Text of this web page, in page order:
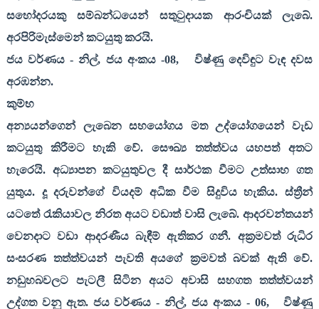
සහෝදරයකු සම්බන්ධයෙන් සතුටුදායක ආරංචියක් ලැබේ.
අරපිරිමැස්මෙන් කටයුතු කරයි.
ජය වර්ණය - නිල්, ජය අංකය -08,
විෂ්ණු දෙවිඳුට වැඳ දවස
අරඹන්න.
කුම්භ
අන්‍යයන්ගෙන් ලැබෙන සහයෝගය මත උද්යෝගයෙන් වැඩ
කටයුතු කිරීමට හැකි වේ. සෞඛ්‍ය තත්ත්වය යහපත් අතට
හැරෙයි. අධ්‍යාපන කටයුතුවල දී සාර්ථක වීමට උත්සාහ ගත
යුතුය. දූ දරුවන්ගේ වියදම් අධික වීම සිදුවිය හැකිය. ස්ත්‍රීන්
යටතේ රැකියාවල නිරත අයට වඩාත් වාසි ලැබේ. ආදරවන්තයන්
වෙනදාට වඩා ආදරණීය බැඳීම් ඇතිකර ගනී. අක්‍රමවත් රුධිර
සංසරණ තත්ත්වයන් පැවති අයගේ ක්‍රමවත් බවක් ඇති වේ.
නඩුහබවලට පැටලී සිටින අයට අවාසි සහගත තත්ත්වයන්
උද්ගත වනු ඇත. ජය වර්ණය - නිල්, ජය අංකය -06,
විෂ්ණු